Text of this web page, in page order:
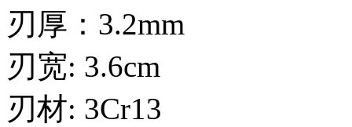
刃厚：3.2mm
刃宽: 3.6cm
刃材: 3Cr13